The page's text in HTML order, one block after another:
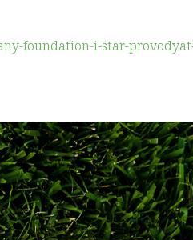
foundation-i-star-